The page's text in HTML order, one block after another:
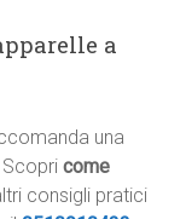
a
una
Scopricome
consigli pratici